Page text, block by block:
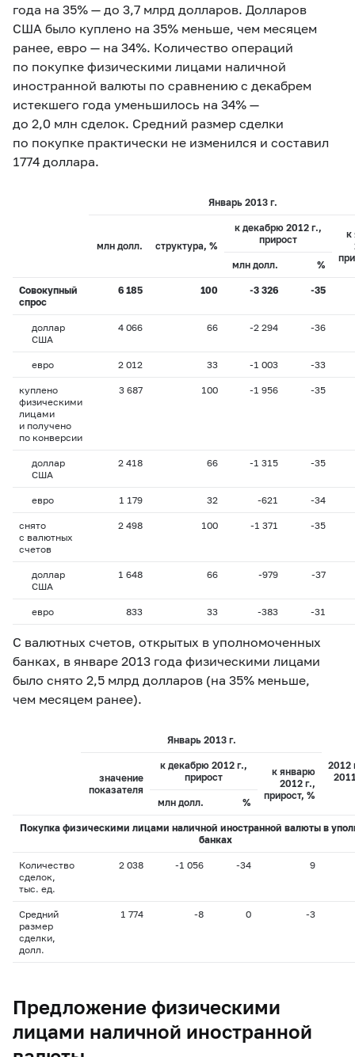
года на 35% — до 3,7 млрд долларов. Долларов
США было куплено на 35% меньше, чем месяцем
ранее, евро — на 34%. Количество операций
по покупке физическими лицами наличной
иностранной валюты по сравнению с декабрем
истекшего года уменьшилось на 34% —
до 2,0 млн сделок. Средний размер сделки
по покупке практически не изменился и составил
1774 доллара.
Январь 2013 г.
млн долл. структура, %
к декабрю 2012 г.,
прирост
к
млн долл. %
Совокупный
спрос
6 185 100 -3 326 -35
доллар
США
4 066 66 -2 294 -36
евро 2 012 33 -1 003 -33
куплено
физическими
лицами
и получено
по конверсии
3 687 100 -1 956 -35
доллар
США
2 418 66 -1 315 -35
евро 1 179 32 -621 -34
снято
с валютных
счетов
2 498 100 -1 371 -35
доллар
США
1 648 66 -979 -37
евро 833 33 -383 -31
С валютных счетов, открытых в уполномоченных
банках, в январе 2013 года физическими лицами
было снято 2,5 млрд долларов (на 35% меньше,
чем месяцем ранее).
Январь 2013 г.
2012
значение
показателя
к декабрю 2012 г.,
прирост
к январю
2012 г.,
прирост, %
млн долл. %
Покупка физическими лицами наличной иностранной валюты в
банках
Количество
сделок,
тыс. ед.
2 038 -1 056 -34 9
Средний
размер
сделки,
долл.
1 774 -8 0 -3
Предложение физическими
лицами наличной иностранной